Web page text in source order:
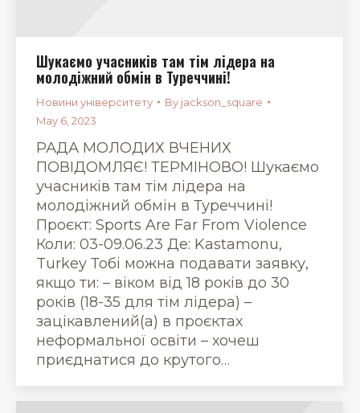
Шукаємо учасників там тім лідера на
молодіжний обмін в Туреччині!
Новини університету By jackson_square
May 6, 2023
РАДА МОЛОДИХ ВЧЕНИХ
ПОВІДОМЛЯЄ! ТЕРМІНОВО! Шукаємо
учасників там тім лідера на
молодіжний обмін в Туреччині!
Проєкт: Sports Are Far From Violence
Коли: 03-09.06.23 Де: Kastamonu,
Turkey Тобі можна подавати заявку,
якщо ти: – віком від 18 років до 30
років (18-35 для тім лідера) –
зацікавлений(а) в проєктах
неформальної освіти – хочеш
приєднатися до крутого…